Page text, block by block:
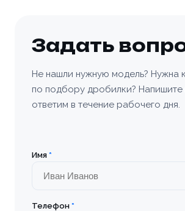
Задать
Не нашли нужную модель? Нужна
по подбору дробилки?
ответим в течение рабочего дня.
Имя *
Телефон *